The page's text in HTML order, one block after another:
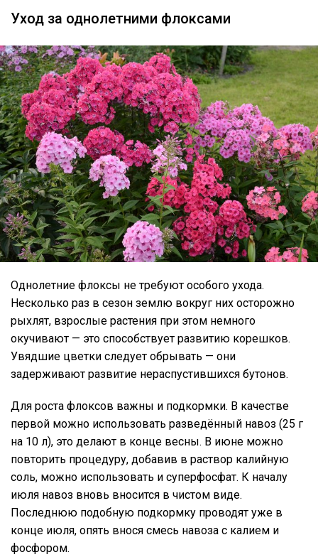
Уход за однолетними флоксами
Однолетние флоксы не требуют особого ухода.
Несколько раз в сезон землю вокруг них осторожно
рыхлят, взрослые растения при этом немного
окучивают — это способствует развитию корешков.
Увядшие цветки следует обрывать — они
задерживают развитие нераспустившихся бутонов.
Для роста флоксов важны и подкормки. В качестве
первой можно использовать разведённый навоз (25 г
на 10 л), это делают в конце весны. В июне можно
повторить процедуру, добавив в раствор калийную
соль, можно использовать и суперфосфат. К началу
июля навоз вновь вносится в чистом виде.
Последнюю подобную подкормку проводят уже в
конце июля, опять внося смесь навоза с калием и
фосфором.